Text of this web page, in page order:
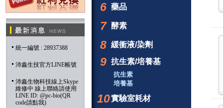
統一編號 : 28937388
沛鑫生技官方LINE帳號
沛鑫生物科技線上Skype
維修中 線上聯絡請使用
LINE ID: @pc-bio(QR
code請點我)
6 藥品
7 酵素
8 緩衝液/染劑
9 抗生素/培養基
抗生素
培養基
10實驗室耗材